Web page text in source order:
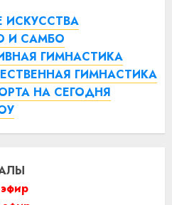
ИСКУССТВА
И САМБО
ГИМНАСТИКА
ГИМНАСТИКА
НА СЕГОДНЯ